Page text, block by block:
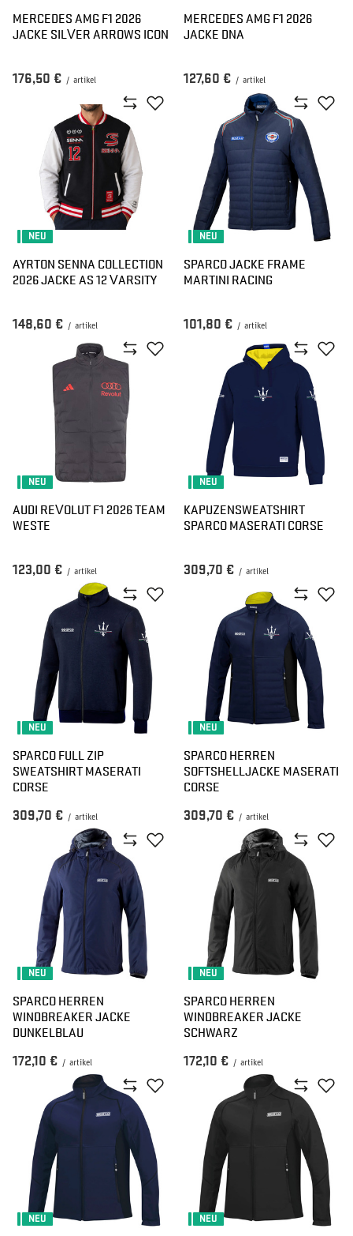
MERCEDES AMG F1 2026
JACKE SILVER ARROWS ICON
176,50 € / artikel
MERCEDES AMG F1 2026
JACKE DNA
127,60 € / artikel
NEU
AYRTON SENNA COLLECTION
2026 JACKE AS 12 VARSITY
148,60 € / artikel
NEU
SPARCO JACKE FRAME
MARTINI RACING
101,80 € / artikel
NEU
AUDI REVOLUT F1 2026 TEAM
WESTE
123,00 € / artikel
NEU
KAPUZENSWEATSHIRT
SPARCO MASERATI CORSE
309,70 € / artikel
NEU
SPARCO FULL ZIP
SWEATSHIRT MASERATI
CORSE
309,70 € / artikel
NEU
SPARCO HERREN
SOFTSHELLJACKE MASERATI
CORSE
309,70 € / artikel
NEU
SPARCO HERREN
WINDBREAKER JACKE
DUNKELBLAU
172,10 € / artikel
NEU
SPARCO HERREN
WINDBREAKER JACKE
SCHWARZ
172,10 € / artikel
NEU NEU